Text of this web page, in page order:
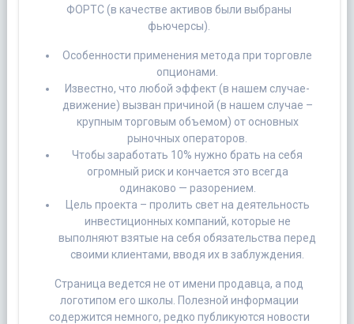
ФОРТС (в качестве активов были выбраны
фьючерсы).
Особенности применения метода при торговле
опционами.
Известно, что любой эффект (в нашем случае-
движение) вызван причиной (в нашем случае –
крупным торговым объемом) от основных
рыночных операторов.
Чтобы заработать 10% нужно брать на себя
огромный риск и кончается это всегда
одинаково — разорением.
Цель проекта – пролить свет на деятельность
инвестиционных компаний, которые не
выполняют взятые на себя обязательства перед
своими клиентами, вводя их в заблуждения.
Страница ведется не от имени продавца, а под
логотипом его школы. Полезной информации
содержится немного, редко публикуются новости